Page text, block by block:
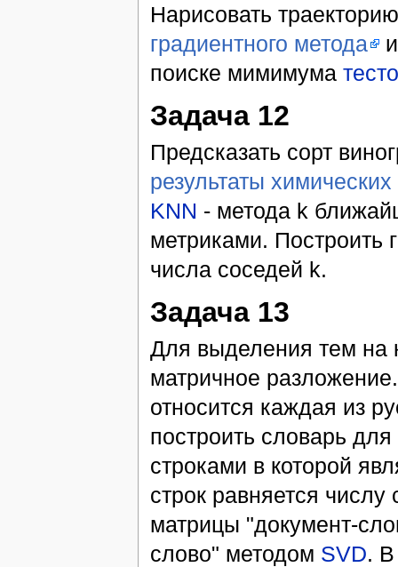
Нарисовать
градиентного метода
поиске мимимума
Задача 12
Предсказать сорт
результаты
KNN - метода k
метриками. Построить
числа соседей k.
Задача 13
Для выделения тем на
матричное
относится каждая из
построить словарь
строками в которой
строк равняется
матрицы "документ-
слово" методом SVD. В